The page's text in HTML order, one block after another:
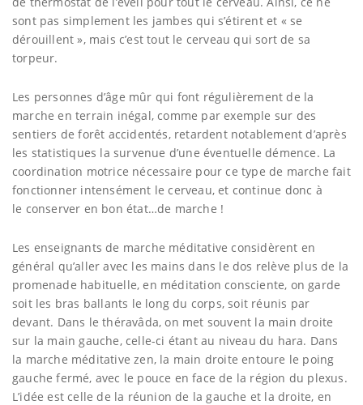
sont pas simplement les jambes qui s’étirent et « se
dérouillent », mais c’est tout le cerveau qui sort de sa
torpeur.
Les personnes d’âge mûr qui font régulièrement de la
marche en terrain inégal, comme par exemple sur des
sentiers de forêt accidentés, retardent notablement d’après
les statistiques la survenue d’une éventuelle démence. La
coordination motrice nécessaire pour ce type de marche fait
fonctionner intensément le cerveau, et continue donc à
le conserver en bon état…de marche !
Les enseignants de marche méditative considèrent en
général qu’aller avec les mains dans le dos relève plus de la
promenade habituelle, en méditation consciente, on garde
soit les bras ballants le long du corps, soit réunis par
devant. Dans le théravâda, on met souvent la main droite
sur la main gauche, celle-ci étant au niveau du hara. Dans
la marche méditative zen, la main droite entoure le poing
gauche fermé, avec le pouce en face de la région du plexus.
L’idée est celle de la réunion de la gauche et la droite, en